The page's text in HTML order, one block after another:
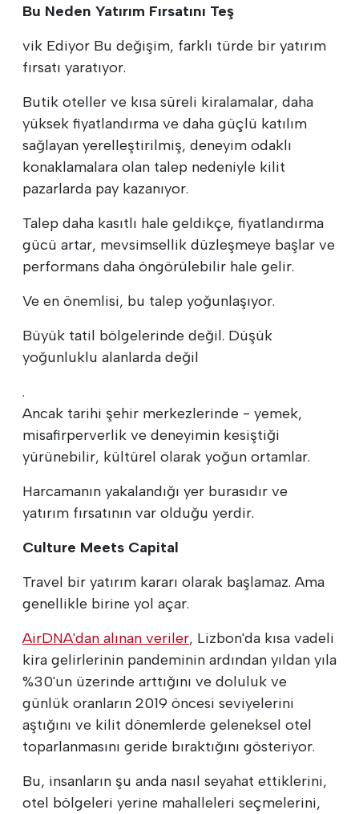
Bu Neden Yatırım Fırsatını Teş
vik Ediyor Bu değişim, farklı türde bir yatırım
fırsatı yaratıyor.
Butik oteller ve kısa süreli kiralamalar, daha
yüksek fiyatlandırma ve daha güçlü katılım
sağlayan yerelleştirilmiş, deneyim odaklı
konaklamalara olan talep nedeniyle kilit
pazarlarda pay kazanıyor.
Talep daha kasıtlı hale geldikçe, fiyatlandırma
gücü artar, mevsimsellik düzleşmeye başlar ve
performans daha öngörülebilir hale gelir.
Ve en önemlisi, bu talep yoğunlaşıyor.
Büyük tatil bölgelerinde değil. Düşük
yoğunluklu alanlarda değil
.
Ancak tarihi şehir merkezlerinde - yemek,
misafirperverlik ve deneyimin kesiştiği
yürünebilir, kültürel olarak yoğun ortamlar.
Harcamanın yakalandığı yer burasıdır ve
yatırım fırsatının var olduğu yerdir.
Culture Meets Capital
Travel bir yatırım kararı olarak başlamaz. Ama
genellikle birine yol açar.
AirDNA'dan alınan veriler, Lizbon'da kısa vadeli
kira gelirlerinin pandeminin ardından yıldan yıla
%30'un üzerinde arttığını ve doluluk ve
günlük oranların 2019 öncesi seviyelerini
aştığını ve kilit dönemlerde geleneksel otel
toparlanmasını geride bıraktığını gösteriyor.
Bu, insanların şu anda nasıl seyahat ettiklerini,
otel bölgeleri yerine mahalleleri seçmelerini,